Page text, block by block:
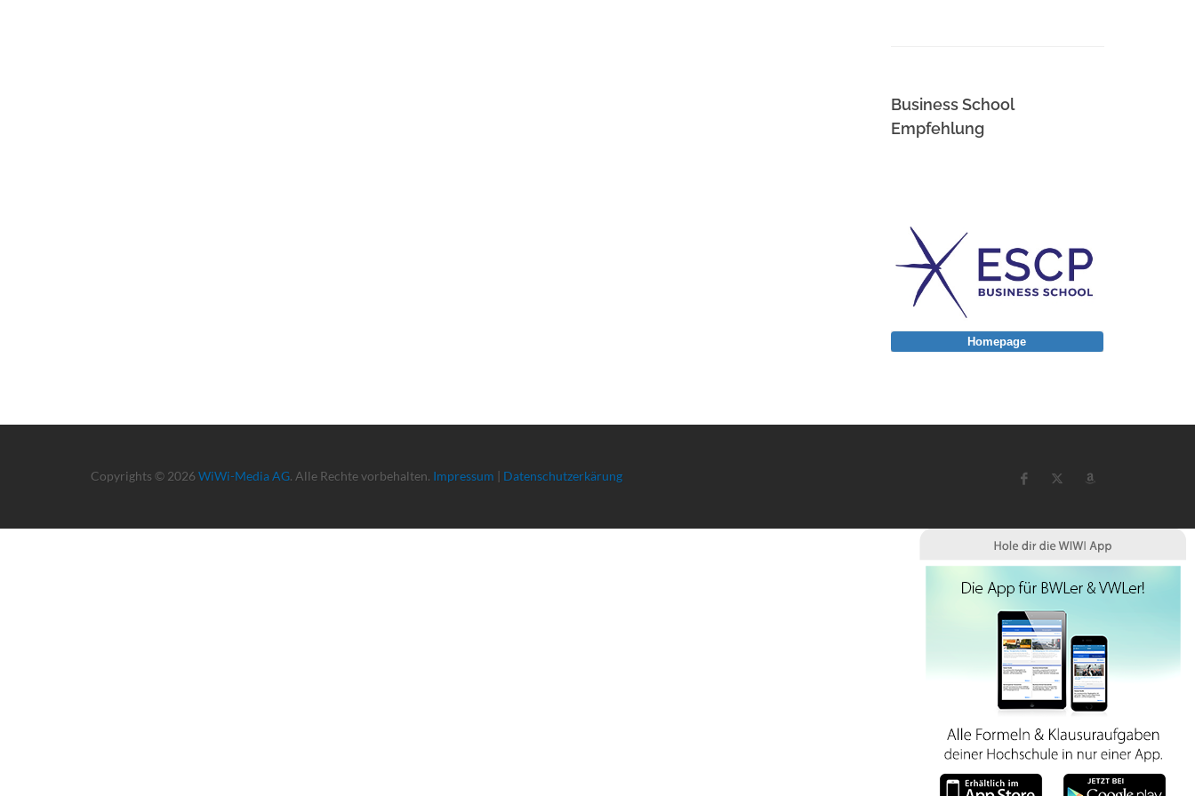
Business School
Empfehlung
Copyrights © 2026 WiWi-Media AG. Alle Rechte vorbehalten. Impressum | Datenschutzerkärung
Homepage